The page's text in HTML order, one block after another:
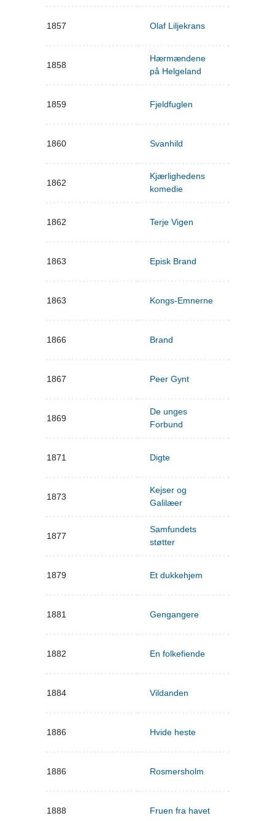
1857 Olaf Liljekrans
1858
Hærmændene
på Helgeland
1859 Fjeldfuglen
1860 Svanhild
1862
Kjærlighedens
komedie
1862 Terje Vigen
1863 Episk Brand
1863 Kongs-Emnerne
1866 Brand
1867 Peer Gynt
1869
De unges
Forbund
1871 Digte
1873
Kejser og
Galilæer
1877
Samfundets
støtter
1879 Et dukkehjem
1881 Gengangere
1882 En folkefiende
1884 Vildanden
1886 Hvide heste
1886 Rosmersholm
1888 Fruen fra havet